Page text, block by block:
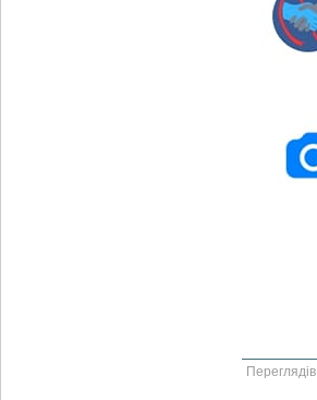
Переглядів